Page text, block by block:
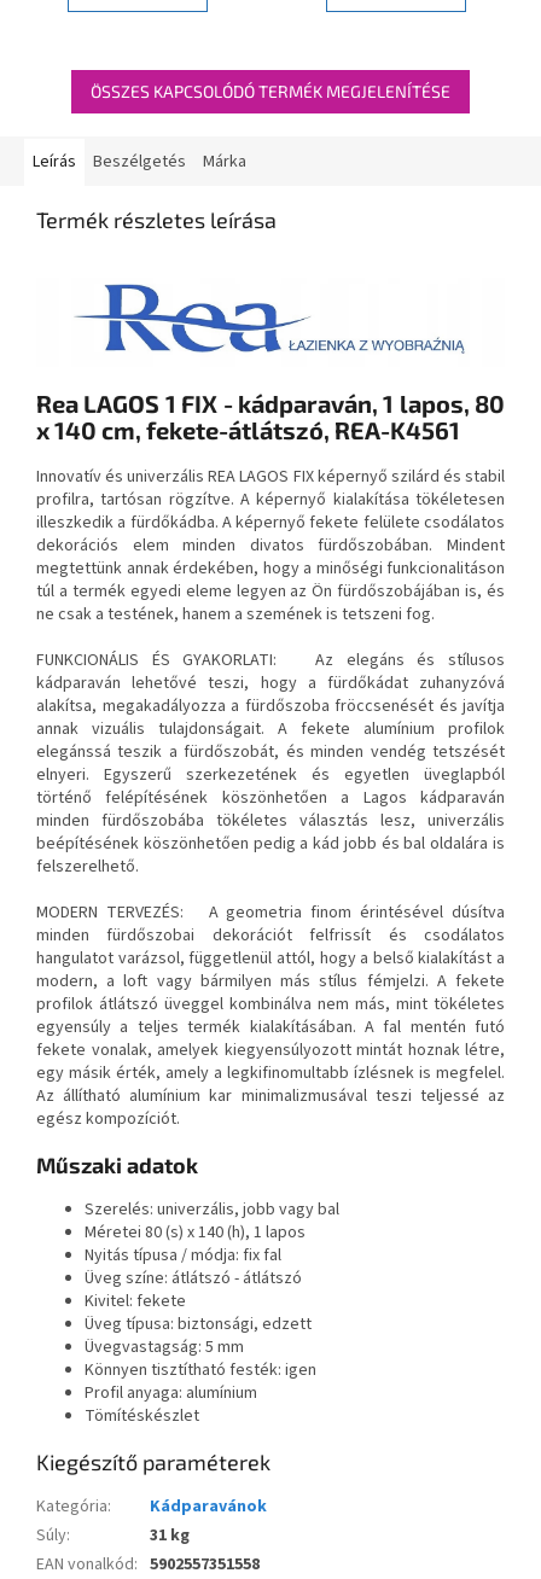
ÖSSZES KAPCSOLÓDÓ TERMÉK MEGJELENÍTÉSE
Leírás Beszélgetés Márka
Termék részletes leírása
Rea LAGOS 1 FIX - kádparaván, 1 lapos, 80
x 140 cm, fekete-átlátszó, REA-K4561
Innovatív és univerzális REA LAGOS FIX képernyő szilárd és stabil
profilra, tartósan rögzítve. A képernyő kialakítása tökéletesen
illeszkedik a fürdőkádba. A képernyő fekete felülete csodálatos
dekorációs elem minden divatos fürdőszobában. Mindent
megtettünk annak érdekében, hogy a minőségi funkcionalitáson
túl a termék egyedi eleme legyen az Ön fürdőszobájában is, és
ne csak a testének, hanem a szemének is tetszeni fog.
FUNKCIONÁLIS ÉS GYAKORLATI:
Az elegáns és stílusos
kádparaván lehetővé teszi, hogy a fürdőkádat zuhanyzóvá
alakítsa, megakadályozza a fürdőszoba fröccsenését és javítja
annak vizuális tulajdonságait. A fekete alumínium profilok
elegánssá teszik a fürdőszobát, és minden vendég tetszését
elnyeri. Egyszerű szerkezetének és egyetlen üveglapból
történő felépítésének köszönhetően a Lagos kádparaván
minden fürdőszobába tökéletes választás lesz, univerzális
beépítésének köszönhetően pedig a kád jobb és bal oldalára is
felszerelhető.
MODERN TERVEZÉS:
A geometria finom érintésével dúsítva
minden fürdőszobai dekorációt felfrissít és csodálatos
hangulatot varázsol, függetlenül attól, hogy a belső kialakítást a
modern, a loft vagy bármilyen más stílus fémjelzi. A fekete
profilok átlátszó üveggel kombinálva nem más, mint tökéletes
egyensúly a teljes termék kialakításában. A fal mentén futó
fekete vonalak, amelyek kiegyensúlyozott mintát hoznak létre,
egy másik érték, amely a legkifinomultabb ízlésnek is megfelel.
Az állítható alumínium kar minimalizmusával teszi teljessé az
egész kompozíciót.
Műszaki adatok
Szerelés: univerzális, jobb vagy bal
Méretei 80 (s) x 140 (h), 1 lapos
Nyitás típusa / módja: fix fal
Üveg színe: átlátszó - átlátszó
Kivitel: fekete
Üveg típusa: biztonsági, edzett
Üvegvastagság: 5 mm
Könnyen tisztítható festék: igen
Profil anyaga: alumínium
Tömítéskészlet
Kiegészítő paraméterek
Kategória:
Kádparavánok
Súly:
31 kg
EAN vonalkód: 5902557351558